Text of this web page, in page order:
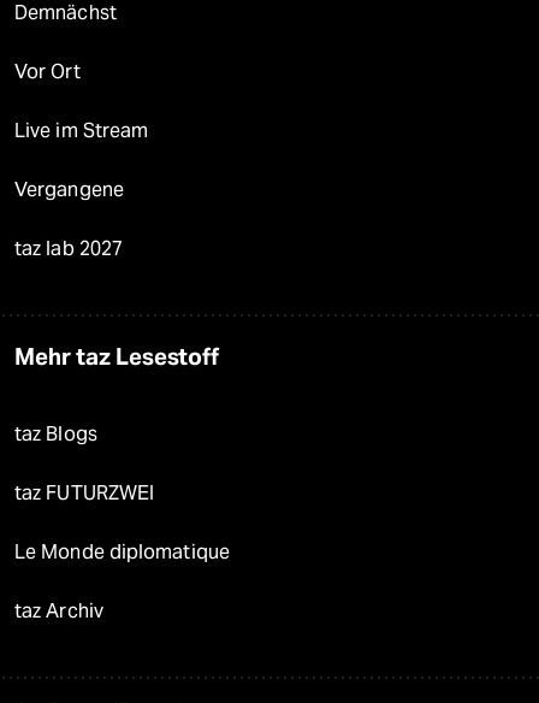
Demnächst
Vor Ort
Live im Stream
Vergangene
taz lab 2027
Mehr taz Lesestoff
taz Blogs
taz FUTURZWEI
Le Monde diplomatique
taz Archiv